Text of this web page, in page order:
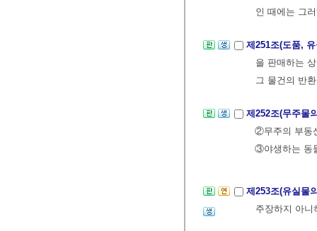
인 때에는 그
제251조(도품,
을 판매하는
그 물건의 반
제252조(무주물
②무주의 부동
③야생하는 동
제253조(유실물
주장하지 아